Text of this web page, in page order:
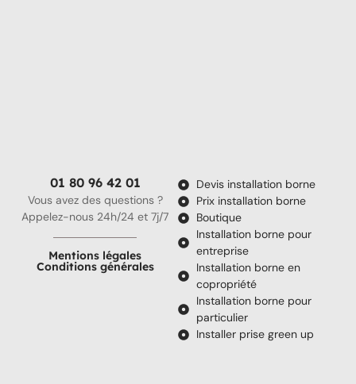
01 80 96 42 01
Vous avez des questions ?
Appelez-nous 24h/24 et 7j/7
Mentions légales
Conditions générales
Devis installation borne
Prix installation borne
Boutique
Installation borne pour
entreprise
Installation borne en
copropriété
Installation borne pour
particulier
Installer prise green up